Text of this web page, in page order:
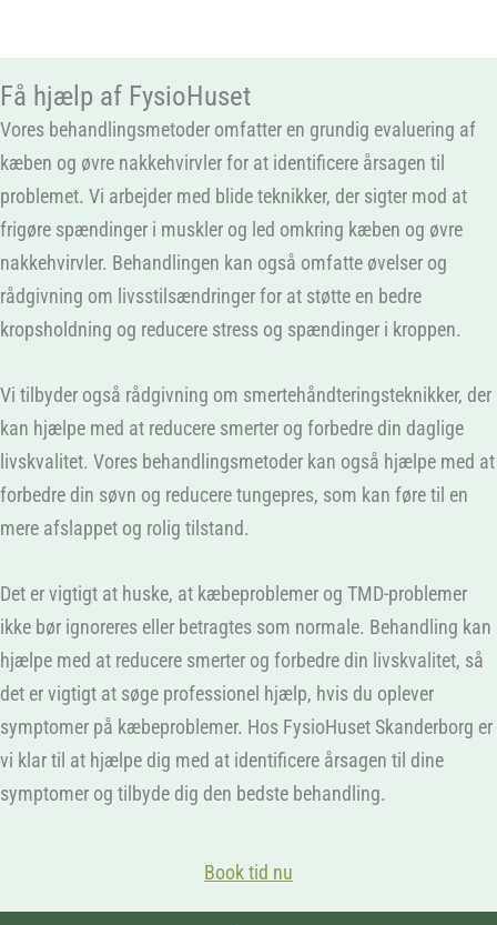
Få hjælp af FysioHuset
Vores behandlingsmetoder omfatter en grundig evaluering af
kæben og øvre nakkehvirvler for at identificere årsagen til
problemet. Vi arbejder med blide teknikker, der sigter mod at
frigøre spændinger i muskler og led omkring kæben og øvre
nakkehvirvler. Behandlingen kan også omfatte øvelser og
rådgivning om livsstilsændringer for at støtte en bedre
kropsholdning og reducere stress og spændinger i kroppen.
Vi tilbyder også rådgivning om smertehåndteringsteknikker, der
kan hjælpe med at reducere smerter og forbedre din daglige
livskvalitet. Vores behandlingsmetoder kan også hjælpe med at
forbedre din søvn og reducere tungepres, som kan føre til en
mere afslappet og rolig tilstand.
Det er vigtigt at huske, at kæbeproblemer og TMD-problemer
ikke bør ignoreres eller betragtes som normale. Behandling kan
hjælpe med at reducere smerter og forbedre din livskvalitet, så
det er vigtigt at søge professionel hjælp, hvis du oplever
symptomer på kæbeproblemer. Hos FysioHuset Skanderborg er
vi klar til at hjælpe dig med at identificere årsagen til dine
symptomer og tilbyde dig den bedste behandling.
Book tid nu